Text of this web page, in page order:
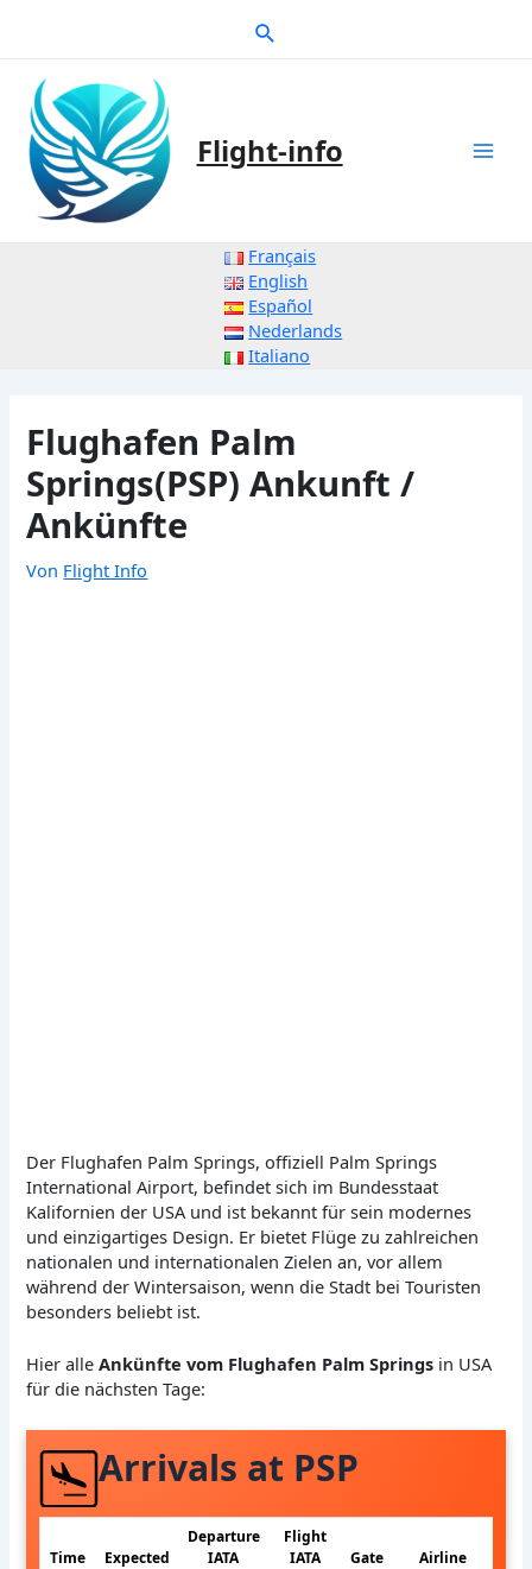
Suche
Flight-info
Français
English
Español
Nederlands
Italiano
Flughafen Palm
Springs(PSP) Ankunft /
Ankünfte
Von Flight Info
Der Flughafen Palm Springs, offiziell Palm Springs
International Airport, befindet sich im Bundesstaat
Kalifornien der USA und ist bekannt für sein modernes
und einzigartiges Design. Er bietet Flüge zu zahlreichen
nationalen und internationalen Zielen an, vor allem
während der Wintersaison, wenn die Stadt bei Touristen
besonders beliebt ist.
Hier alleAnkünfte vom Flughafen Palm Springs in USA
für die nächsten Tage:
Arrivals at PSP
Time Expected
Departure
IATA
Flight
IATA
Gate
Airline